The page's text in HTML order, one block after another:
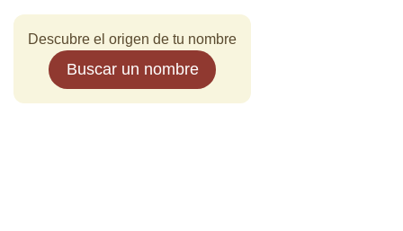
Descubre el origen de tu nombre
Buscar un nombre